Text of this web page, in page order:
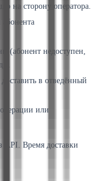
на сторону оператора.
(абонент недоступен,
в отведённый
или
API. Время доставки